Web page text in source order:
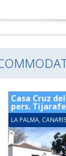
Casa Cruz
pers. Tijarafe
LA PALMA,